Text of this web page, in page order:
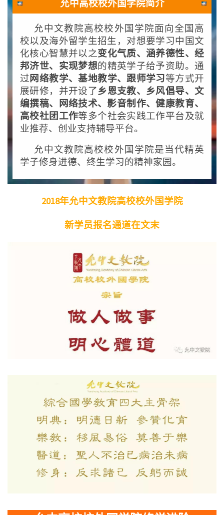
允中高校校外国学院简介
允中文教院高校校外国学院面向全国高
校以及海外留学生招生，对想要学习中国文
化核心智慧并以之变化气质、涵养德性、经
邦济世、实现梦想的精英学子给予资助。通
过网络教学、基地教学、跟师学习等方式开
展研修，并开设了乡恩支教、乡风倡导、文
编撰稿、网络技术、影音制作、健康教育、
高校社团工作等多个社会实践工作平台及就
业推荐、创业支持辅导平台。
允中文教院高校校外国学院是当代精英
学子修身进德、终生学习的精神家园。
2018年允中文教院高校校外国学院
新学员报名通道在文末